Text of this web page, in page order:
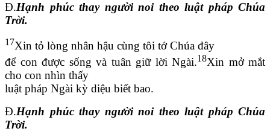
Đ.Hạnh phúc thay người noi theo luật pháp Chúa
Trời.
17Xin tỏ lòng nhân hậu cùng tôi tớ Chúa đây
để con được sống và tuân giữ lời Ngài.18Xin mở mắt
cho con nhìn thấy
luật pháp Ngài kỳ diệu biết bao.
Đ.Hạnh phúc thay người noi theo luật pháp Chúa
Trời.